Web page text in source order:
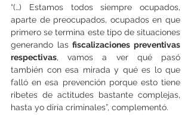
“(…) Estamos todos siempre ocupados,
aparte de preocupados, ocupados en que
primero se termina este tipo de situaciones
generando las fiscalizaciones preventivas
respectivas, vamos a ver qué pasó
también con esa mirada y qué es lo que
falló en esa prevención porque esto tiene
ribetes de actitudes bastante complejas,
hasta yo diría criminales”, complementó.